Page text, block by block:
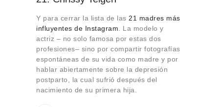
Y para cerrar la lista de las 21 madres más
influyentes de Instagram . La modelo y
actriz – no solo famosa por estas dos
profesiones– sino por compartir fotografías
espontáneas de su vida como madre y por
hablar abiertamente sobre la depresión
postparto, la cual sufrió después del
nacimiento de su primera hija.